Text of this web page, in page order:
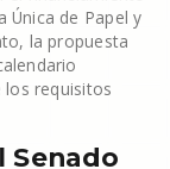
Única de Papel y
la propuesta
los requisitos
Senado